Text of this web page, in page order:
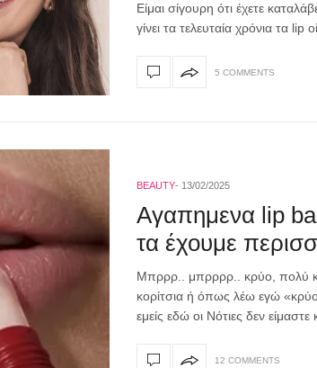
Είμαι σίγουρη ότι έχετε
γίνει τα τελευταία χρόνια τα lip
5 COMMENTS
BEAUTY 13/02/2025
Αγαπημενα lip
τα έχουμε
Mπρρρ.. μπρρρρ.. κρύο, πολύ
κορίτσια ή όπως λέω εγώ
εμείς εδώ οι Νότιες δεν
12 COMMENTS